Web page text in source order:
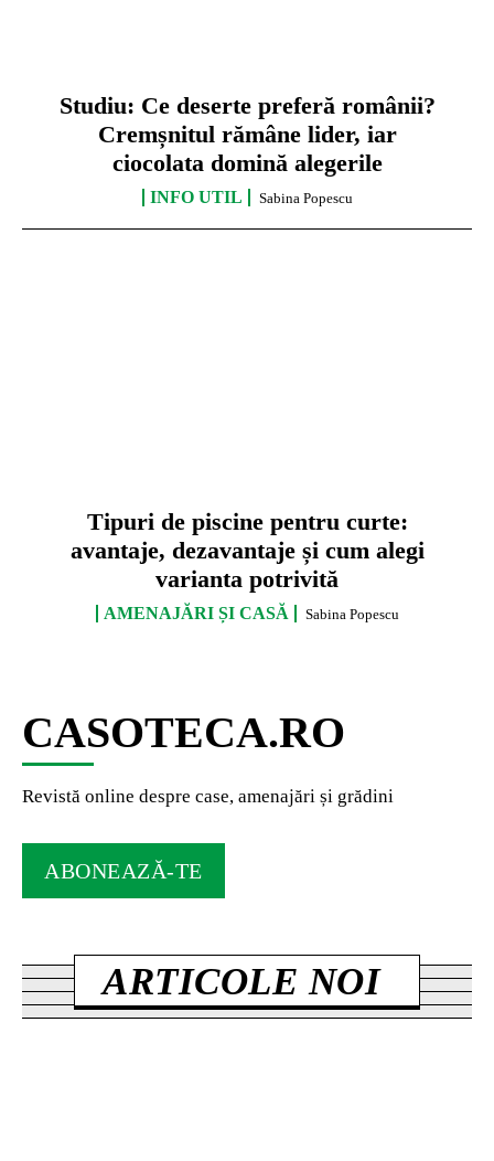
Studiu: Ce deserte preferă românii?
Cremșnitul rămâne lider, iar
ciocolata domină alegerile
INFO UTIL Sabina Popescu
Tipuri de piscine pentru curte:
avantaje, dezavantaje și cum alegi
varianta potrivită
AMENAJĂRI ȘI CASĂ Sabina Popescu
CASOTECA.RO
Revistă online despre case, amenajări și grădini
ABONEAZĂ-TE
ARTICOLE NOI